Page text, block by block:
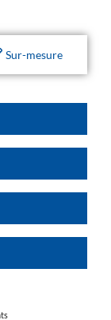
Sur-mesure